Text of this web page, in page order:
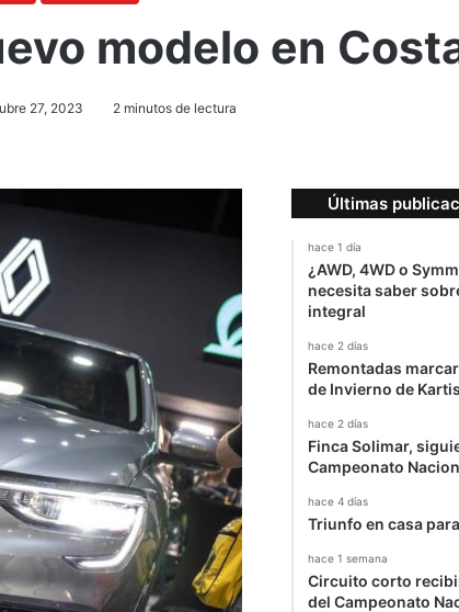
modelo en
27, 2023 2 minutos de lectura
Últimas
hace 1 día
¿AWD, 4WD o
necesita saber
integral
hace 2 días
Remontadas
de Invierno de
hace 2 días
Finca Solimar,
Campeonato
hace 4 días
Triunfo en casa
hace 1 semana
Circuito corto
del Campeonato